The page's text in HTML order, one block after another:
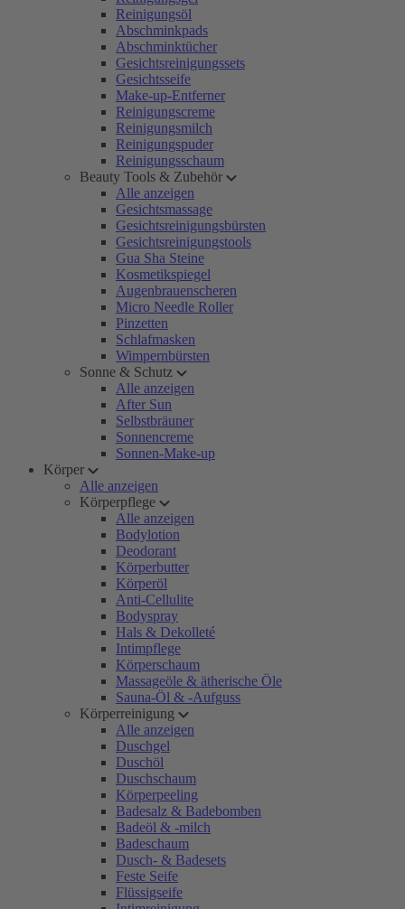
Reinigungsöl
Abschminkpads
Abschminktücher
Gesichtsreinigungssets
Gesichtsseife
Make-up-Entferner
Reinigungscreme
Reinigungsmilch
Reinigungspuder
Reinigungsschaum
Beauty Tools & Zubehör
Alle anzeigen
Gesichtsmassage
Gesichtsreinigungsbürsten
Gesichtsreinigungstools
Gua Sha Steine
Kosmetikspiegel
Augenbrauenscheren
Micro Needle Roller
Pinzetten
Schlafmasken
Wimpernbürsten
Sonne & Schutz
Alle anzeigen
After Sun
Selbstbräuner
Sonnencreme
Sonnen-Make-up
Körper
Alle anzeigen
Körperpflege
Alle anzeigen
Bodylotion
Deodorant
Körperbutter
Körperöl
Anti-Cellulite
Bodyspray
Hals & Dekolleté
Intimpflege
Körperschaum
Massageöle & ätherische Öle
Sauna-Öl & -Aufguss
Körperreinigung
Alle anzeigen
Duschgel
Duschöl
Duschschaum
Körperpeeling
Badesalz & Badebomben
Badeöl & -milch
Badeschaum
Dusch- & Badesets
Feste Seife
Flüssigseife